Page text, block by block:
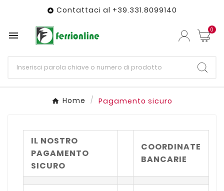
 Contattaci al +39.331.8099140
 0
Home Pagamento sicuro
IL NOSTRO
PAGAMENTO
SICURO
COORDINATE
BANCARIE